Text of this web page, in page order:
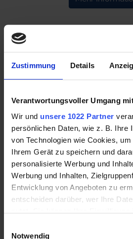
Zustimmung Details
Verantwortungsvoller Umgang
Wir und unsere 1022 Partner
persönlichen Daten, wie z. B. Ihre
von Technologien wie Cookies,
Ihrem Gerät zu speichern und
personalisierte Werbung und
Werbung und Inhalten,
Entwicklung von Angeboten zu
entscheiden darüber, wer Ihre
nutzt. Sie können Ihre Einwilligung
Trigger Symbol ändern oder
Notwendig
ESKADRON Abschwitzdecke
CORE
64,95 €